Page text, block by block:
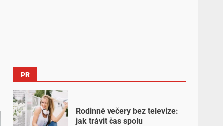
PR
Rodinné večery bez televize:
jak trávit čas spolu